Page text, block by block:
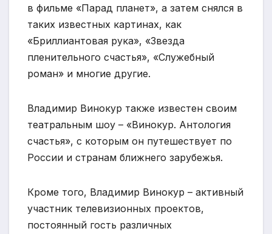
в фильме «Парад планет», а затем снялся в
таких известных картинах, как
«Бриллиантовая рука», «Звезда
пленительного счастья», «Служебный
роман» и многие другие.
Владимир Винокур также известен своим
театральным шоу – «Винокур. Антология
счастья», с которым он путешествует по
России и странам ближнего зарубежья.
Кроме того, Владимир Винокур – активный
участник телевизионных проектов,
постоянный гость различных